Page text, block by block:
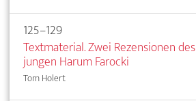
125–129
Textmaterial. Zwei Rezensionen des
jungen Harum Farocki
Tom Holert